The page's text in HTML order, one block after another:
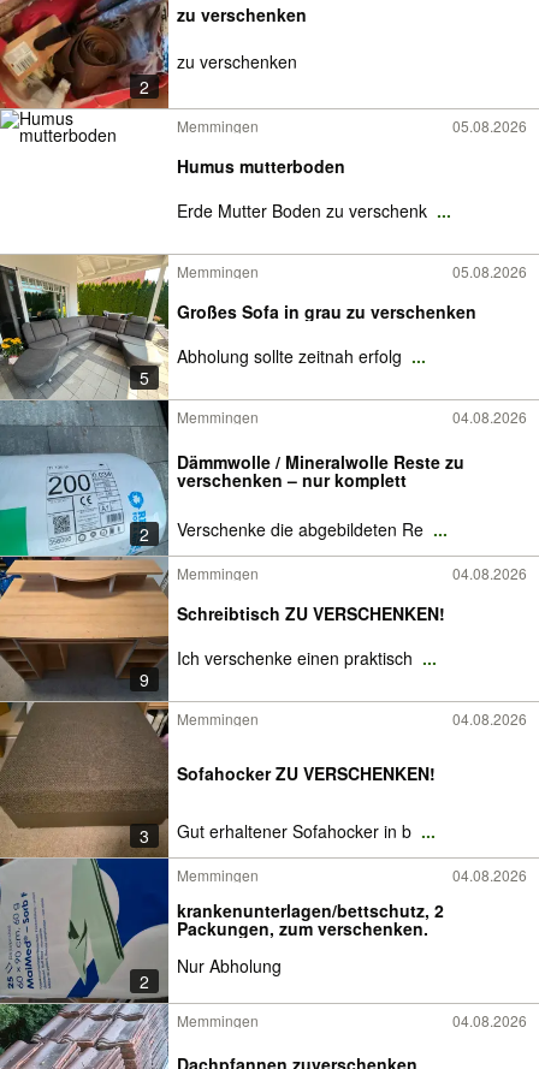
2
zu verschenken
zu verschenken
Memmingen 05.08.2026
Humus mutterboden
Erde Mutter Boden zu verschenk ...
5
Memmingen 05.08.2026
Großes Sofa in grau zu verschenken
Abholung sollte zeitnah erfolg ...
2
Memmingen 04.08.2026
Dämmwolle / Mineralwolle Reste zu
verschenken – nur komplett
Verschenke die abgebildeten Re ...
9
Memmingen 04.08.2026
Schreibtisch ZU VERSCHENKEN!
Ich verschenke einen praktisch ...
3
Memmingen 04.08.2026
Sofahocker ZU VERSCHENKEN!
Gut erhaltener Sofahocker in b ...
2
Memmingen 04.08.2026
krankenunterlagen/bettschutz, 2
Packungen, zum verschenken.
Nur Abholung
Memmingen 04.08.2026
Dachpfannen zuverschenken